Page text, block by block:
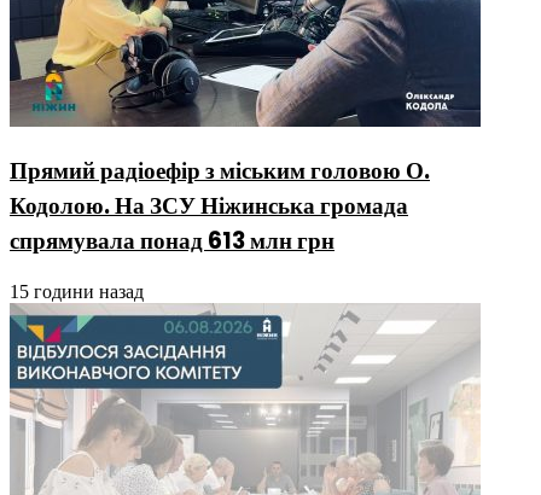
Прямий радіоефір з міським головою О.
Кодолою. На ЗСУ Ніжинська громада
спрямувала понад 613 млн грн
15 години назад